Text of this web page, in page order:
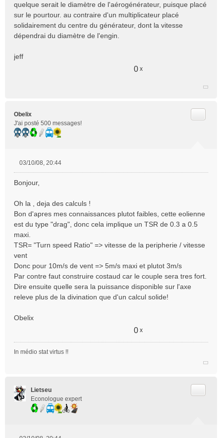
quelque serait le diamètre de l'aérogénérateur, puisque placé
sur le pourtour. au contraire d'un multiplicateur placé
solidairement du centre du générateur, dont la vitesse
dépendrai du diamètre de l'engin.
jeff
0 x
Obelix
J'ai posté 500 messages!
s
a
g
e
n
l
u
03/10/08, 20:44
Bonjour,
Oh la , deja des calculs !
Bon d'apres mes connaissances plutot faibles, cette eolienne
est du type "drag", donc cela implique un TSR de 0.3 a 0.5
maxi.
TSR= "Turn speed Ratio" => vitesse de la peripherie / vitesse
vent
Donc pour 10m/s de vent => 5m/s maxi et plutot 3m/s
Par contre faut construire costaud car le couple sera tres fort.
Dire ensuite quelle sera la puissance disponible sur l'axe
releve plus de la divination que d'un calcul solide!
Obelix
0 x
In médio stat virtus !!
Lietseu
Econologue expert